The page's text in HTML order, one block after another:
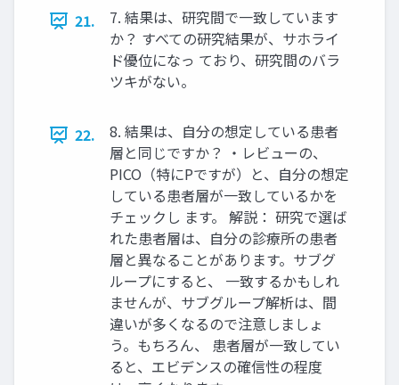
21.
7. 結果は、研究間で一致しています
か？ すべての研究結果が、サホライ
ド優位になっ ており、研究間のバラ
ツキがない。
22.
8. 結果は、自分の想定している患者
層と同じですか？ ・レビューの、
PICO（特にPですが）と、自分の想定
している患者層が一致しているかを
チェックし ます。 解説： 研究で選ば
れた患者層は、自分の診療所の患者
層と異なることがあります。サブグ
ループにすると、 一致するかもしれ
ませんが、サブグループ解析は、間
違いが多くなるので注意しましょ
う。もちろん、 患者層が一致してい
ると、エビデンスの確信性の程度